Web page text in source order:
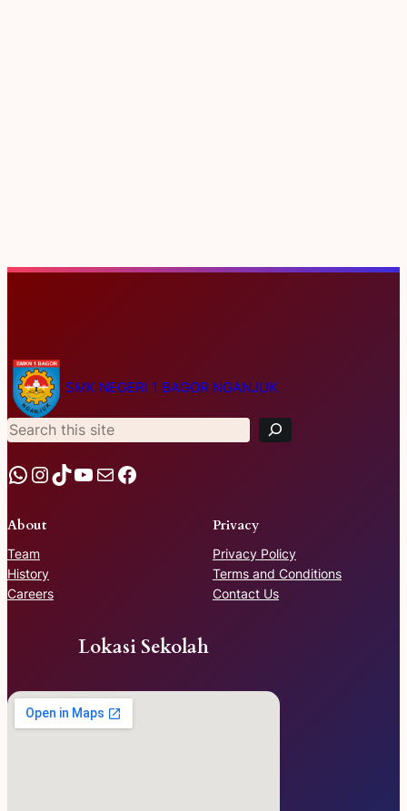
SMK NEGERI 1 BAGOR NGANJUK
S
r
c
h
WhatsApp InstagramTikTok YouTube Mail Facebook
About
Team
History
Careers
Privacy
Privacy Policy
Terms and Conditions
Contact Us
Lokasi Sekolah